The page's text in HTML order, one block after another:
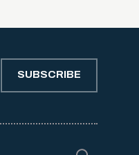
SUBSCRIBE